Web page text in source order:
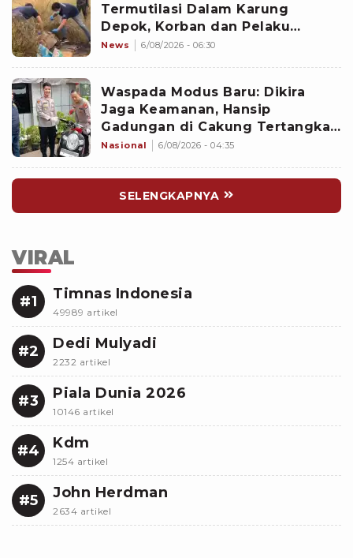
Termutilasi Dalam Karung
Depok, Korban dan Pelaku
Berkenalan di Media Sosial
News 6/08/2026 - 06:30
Waspada Modus Baru: Dikira
Jaga Keamanan, Hansip
Gadungan di Cakung Tertangkap
Basah Curi Motor
Nasional 6/08/2026 - 04:35
SELENGKAPNYA
VIRAL
#1 Timnas Indonesia
49989 artikel
#2 Dedi Mulyadi
2232 artikel
#3 Piala Dunia 2026
10146 artikel
#4 Kdm
1254 artikel
#5 John Herdman
2634 artikel